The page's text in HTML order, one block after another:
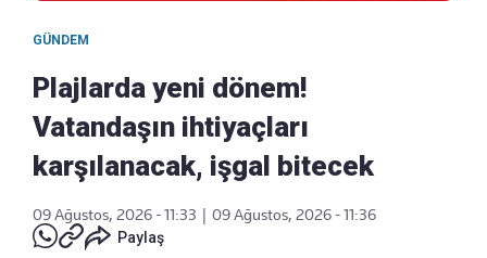
GÜNDEM
Plajlarda yeni dönem!
Vatandaşın ihtiyaçları
karşılanacak, işgal bitecek
09 Ağustos, 2026 - 11:33
09 Ağustos, 2026 - 11:36
Paylaş